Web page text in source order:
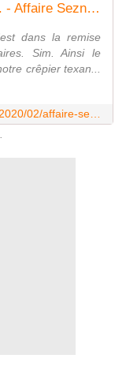
Affaire Seznec : les archives Belz. - Affaire Seznec Investigation
dans la remise
Sim. Ainsi le
crêpier texan...